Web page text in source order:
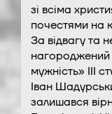
зі всіма
почестями на
За відвагу та
мужність» ІІІ
Іван
залишався